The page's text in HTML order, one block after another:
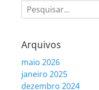
Pesquisar
por:
Arquivos
maio 2026
janeiro 2025
dezembro 2024